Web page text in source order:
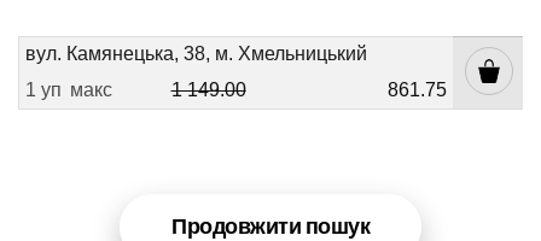
вул. Камянецька, 38, м. Хмельницький
1 уп макс 1 149.00 861.75
Продовжити пошук